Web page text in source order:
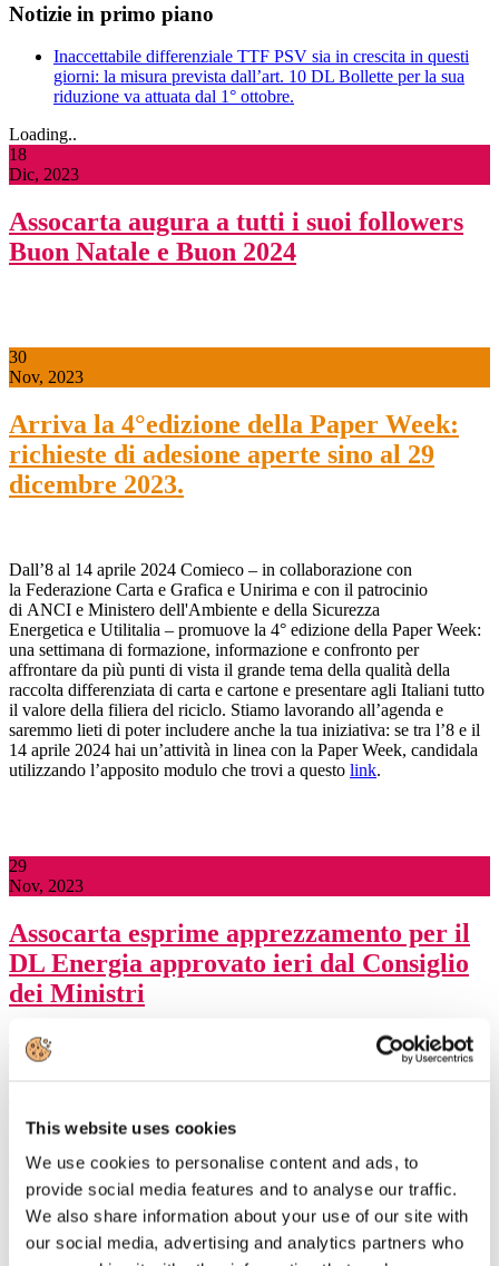
This website uses cookies
We use cookies to personalise content and ads, to
provide social media features and to analyse our traffic.
We also share information about your use of our site with
our social media, advertising and analytics partners who
Notizie in primo piano
Inaccettabile differenziale TTF PSV sia in crescita in questi
giorni: la misura prevista dall’art. 10 DL Bollette per la sua
riduzione va attuata dal 1° ottobre.
Loading..
18
Dic, 2023
Assocarta augura a tutti i suoi followers
Buon Natale e Buon 2024
30
Nov, 2023
Arriva la 4°edizione della Paper Week:
richieste di adesione aperte sino al 29
dicembre 2023.
Dall’8 al 14 aprile 2024 Comieco – in collaborazione con
la Federazione Carta e Grafica e Unirima e con il patrocinio
di ANCI e Ministero dell'Ambiente e della Sicurezza
Energetica e Utilitalia – promuove la 4° edizione della Paper Week:
una settimana di formazione, informazione e confronto per
affrontare da più punti di vista il grande tema della qualità della
raccolta differenziata di carta e cartone e presentare agli Italiani tutto
il valore della filiera del riciclo. Stiamo lavorando all’agenda e
saremmo lieti di poter includere anche la tua iniziativa: se tra l’8 e il
14 aprile 2024 hai un’attività in linea con la Paper Week, candidala
utilizzando l’apposito modulo che trovi a questo link.
29
Nov, 2023
Assocarta esprime apprezzamento per il
DL Energia approvato ieri dal Consiglio
dei Ministri
28 novembre 2023
- Assocarta esprime apprezzamento per il DL
Energia, approvato ieri dal Consiglio dei Ministri, che prevede
“Gas ed Electricity Release sono importanti per le imprese
energivore come l’industria cartaria la cui competitività è in forte
sofferenza dopo le misure di riduzione dei costi energetici decise da
Francia e Germania” afferma Lorenzo Poli, Presidente di Assocarta
"e dalla concorrenza extraeuropea sostenuta proprio da minori costi
energetici, inferiore qualità ambientale (ad esempio ETS) e dumping